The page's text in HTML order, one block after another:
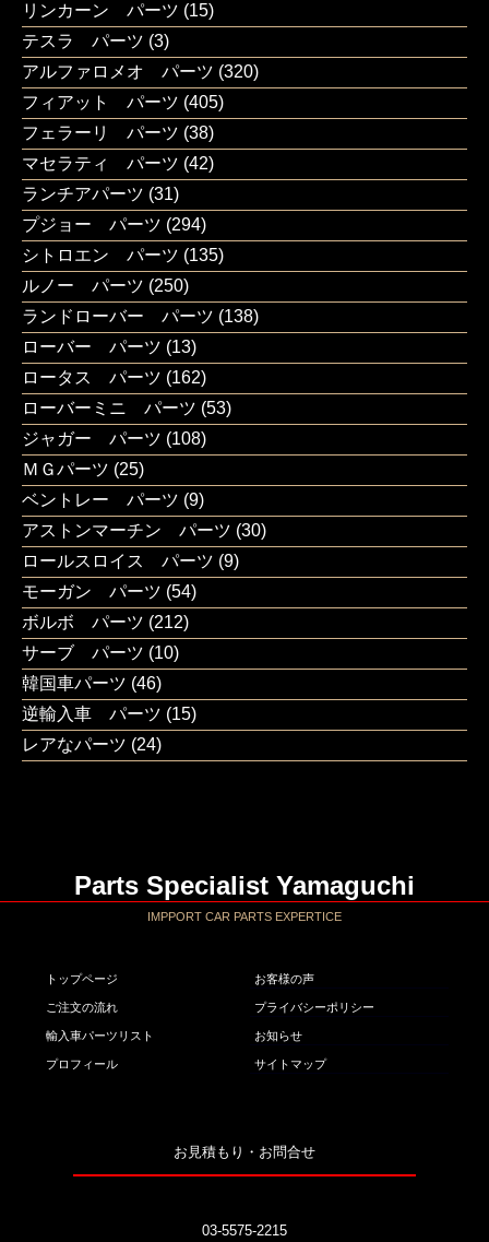
リンカーン パーツ (15)
テスラ パーツ (3)
アルファロメオ パーツ (320)
フィアット パーツ (405)
フェラーリ パーツ (38)
マセラティ パーツ (42)
ランチアパーツ (31)
プジョー パーツ (294)
シトロエン パーツ (135)
ルノー パーツ (250)
ランドローバー パーツ (138)
ローバー パーツ (13)
ロータス パーツ (162)
ローバーミニ パーツ (53)
ジャガー パーツ (108)
ＭＧパーツ (25)
ベントレー パーツ (9)
アストンマーチン パーツ (30)
ロールスロイス パーツ (9)
モーガン パーツ (54)
ボルボ パーツ (212)
サーブ パーツ (10)
韓国車パーツ (46)
逆輸入車 パーツ (15)
レアなパーツ (24)
Parts Specialist Yamaguchi
IMPPORT CAR PARTS EXPERTICE
トップページ
ご注文の流れ
輸入車パーツリスト
プロフィール
お客様の声
プライバシーポリシー
お知らせ
サイトマップ
お見積もり・お問合せ
03-5575-2215